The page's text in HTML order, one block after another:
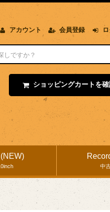
アカウント 会員登録
ショッピングカートを
中